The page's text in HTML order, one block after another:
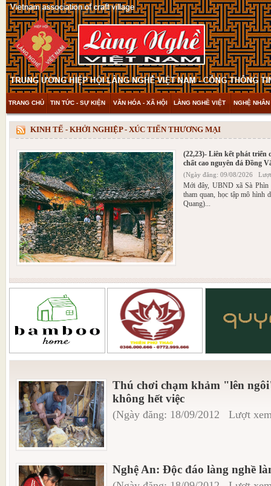
TRANG CHỦ TIN TỨC - SỰ KIỆN VĂN HÓA - XÃ HỘI LÀNG NGHỀ VIỆT NGHỆ
THAM KHẢO & KHÁM PHÁ VIDEO
KINH TẾ - KHỞI NGHIỆP - XÚC TIẾN THƯƠNG MẠI
(22,23)- Liên kết phát triển
chất cao nguyên đá Đồng
(Ngày đăng: 09/08/2026
Mới đây, UBND xã Sà Phìn
tham quan, học tập mô hình
Quang)...
Thú chơi chạm khảm "lên
không hết việc
(Ngày đăng: 18/09/2012 Lượt
Nghệ An: Độc đáo làng nghề